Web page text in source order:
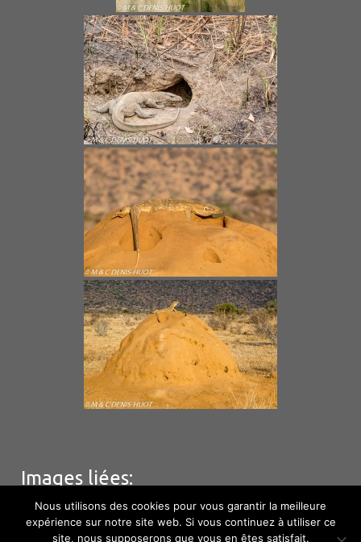
Images liées:
Nous utilisons des cookies pour vous garantir la meilleure
expérience sur notre site web. Si vous continuez à utiliser ce
site, nous supposerons que vous en êtes satisfait.